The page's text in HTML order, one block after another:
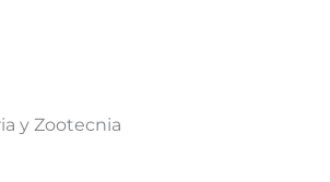
y Zootecnia